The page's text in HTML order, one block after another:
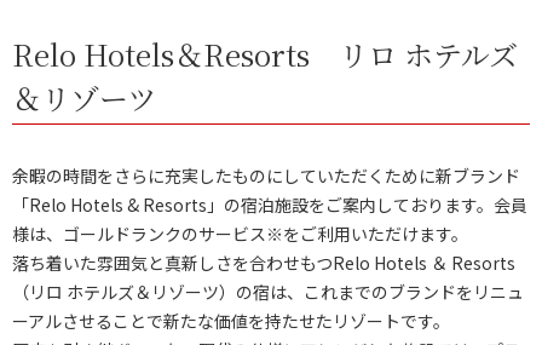
Relo Hotels＆Resorts リロ ホテルズ
＆リゾーツ
余暇の時間をさらに充実したものにしていただくために新ブランド
「Relo Hotels & Resorts」の宿泊施設をご案内しております。会員
様は、ゴールドランクのサービス※をご利用いただけます。
落ち着いた雰囲気と真新しさを合わせもつRelo Hotels ＆ Resorts
（リロ ホテルズ＆リゾーツ）の宿は、これまでのブランドをリニュ
ーアルさせることで新たな価値を持たせたリゾートです。